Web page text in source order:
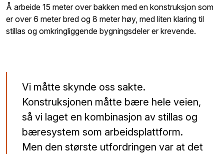
Å arbeide 15 meter over bakken med en konstruksjon som
er over 6 meter bred og 8 meter høy, med liten klaring til
stillas og omkringliggende bygningsdeler er krevende.
Vi måtte skynde oss sakte.
Konstruksjonen måtte bære hele veien,
så vi laget en kombinasjon av stillas og
bæresystem som arbeidsplattform.
Men den største utfordringen var at det